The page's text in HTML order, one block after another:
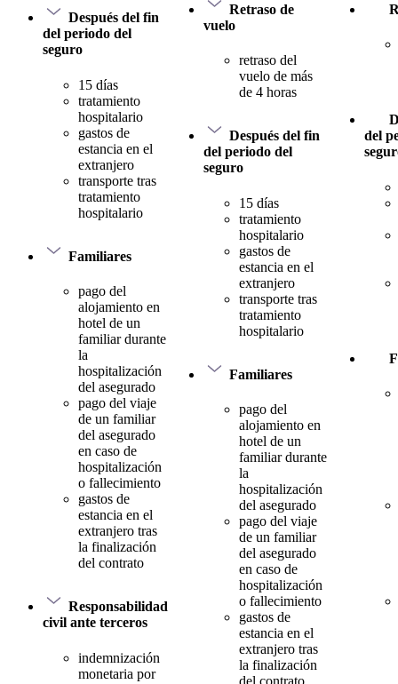
Después del fin
del periodo del
seguro
15 días
tratamiento
hospitalario
gastos de
estancia en el
extranjero
transporte tras
tratamiento
hospitalario
Familiares
pago del
alojamiento en
hotel de un
familiar durante
la
hospitalización
del asegurado
pago del viaje
de un familiar
del asegurado
en caso de
hospitalización
o fallecimiento
gastos de
estancia en el
extranjero tras
la finalización
del contrato
Responsabilidad
civil ante terceros
indemnización
monetaria por
Retraso de
vuelo
retraso del
vuelo de más
de 4 horas
Después del fin
del periodo del
seguro
15 días
tratamiento
hospitalario
gastos de
estancia en el
extranjero
transporte tras
tratamiento
hospitalario
Familiares
pago del
alojamiento en
hotel de un
familiar durante
la
hospitalización
del asegurado
pago del viaje
de un familiar
del asegurado
en caso de
hospitalización
o fallecimiento
gastos de
estancia en el
extranjero tras
la finalización
del